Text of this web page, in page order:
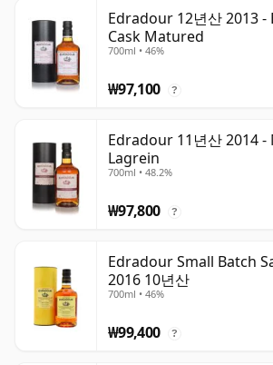
Edradour 12년산 2013
Cask Matured
700ml • 46%
₩97,100 ?
Edradour 11년산 2014 -
Lagrein
700ml • 48.2%
₩97,800 ?
Edradour Small Batch
2016 10년산
700ml • 46%
₩99,400 ?